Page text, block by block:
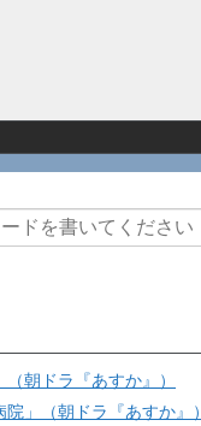
（朝ドラ『あすか』）
院」（朝ドラ『あすか』）